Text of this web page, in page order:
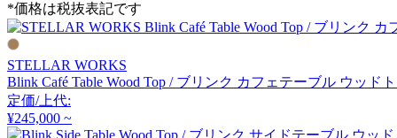
アリアケ
arper
アルペール
*価格は税抜表記です
STELLAR WORKS
Blink Café Table Wood Top / ブリンク カフェテーブル ウッド
定価/上代:
¥245,000 ~